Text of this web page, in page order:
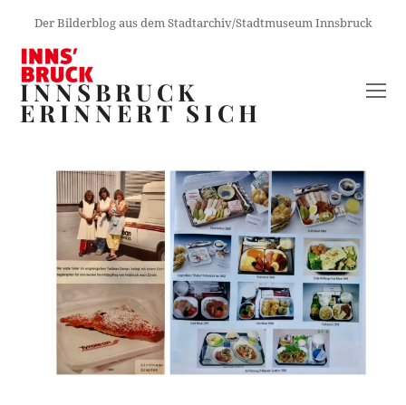
Der Bilderblog aus dem Stadtarchiv/Stadtmuseum Innsbruck
INNSBRUCK
ERINNERT SICH